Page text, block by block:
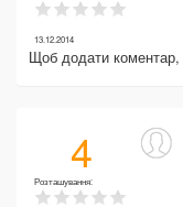
13.12.2014
Щоб додати коментар,
4
Розташування: